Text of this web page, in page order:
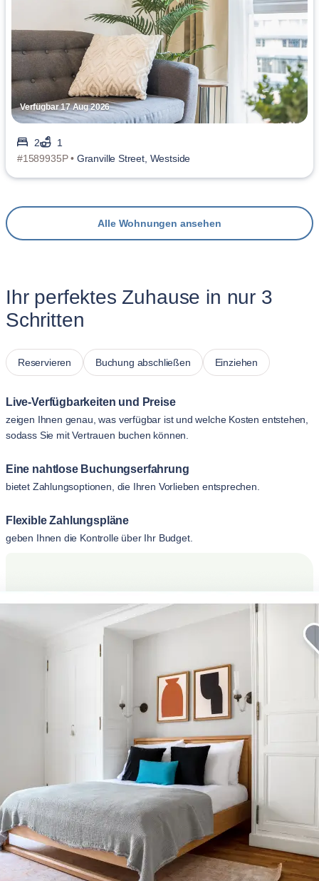
Verfügbar 17 Aug 2026
2
1
#1589935P • Granville Street, Westside
Alle Wohnungen ansehen
Ihr perfektes Zuhause in nur 3
Schritten
Reservieren Buchung abschließen Einziehen
Live-Verfügbarkeiten und Preise
zeigen Ihnen genau, was verfügbar ist und welche Kosten entstehen,
sodass Sie mit Vertrauen buchen können.
Eine nahtlose Buchungserfahrung
bietet Zahlungsoptionen, die Ihren Vorlieben entsprechen.
Flexible Zahlungspläne
geben Ihnen die Kontrolle über Ihr Budget.
Die meistgesehenen 2-
Schlafzimmer-Wohnungen dieser
Woche.